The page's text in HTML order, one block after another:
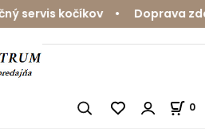
kočíkov • Doprava
0